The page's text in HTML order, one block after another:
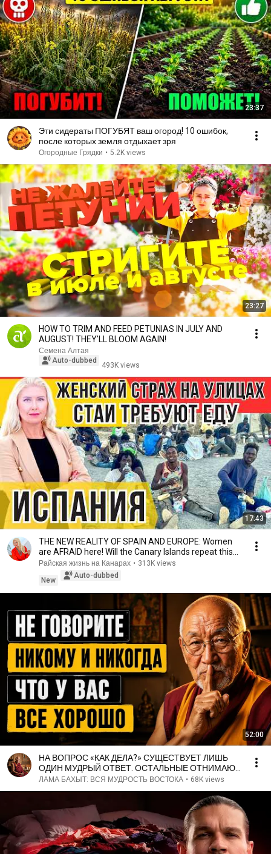
23:37
Эти сидераты ПОГУБЯТ ваш огород! 10 ошибок,
после которых земля отдыхает зря
Огородные Грядки • 5.2K views
23:27
HOW TO TRIM AND FEED PETUNIAS IN JULY AND
AUGUST! THEY'LL BLOOM AGAIN!
Семена Алтая
Auto-dubbed
493K views
17:43
THE NEW REALITY OF SPAIN AND EUROPE: Women
are AFRAID here! Will the Canary Islands repeat this
n...
Райская жизнь на Канарах • 313K views
New
Auto-dubbed
52:00
НА ВОПРОС «КАК ДЕЛА?» СУЩЕСТВУЕТ ЛИШЬ
ОДИН МУДРЫЙ ОТВЕТ. ОСТАЛЬНЫЕ ОТНИМАЮТ
У ВАС ЖИЗНЕННЫЕ СИЛЫ.
ЛАМА БАХЫТ: ВСЯ МУДРОСТЬ ВОСТОКА • 68K views